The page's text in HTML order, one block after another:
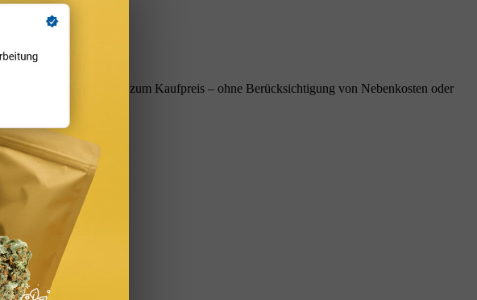
ins Verhältnis zum Kaufpreis – ohne Berücksichtigung von Nebenkosten oder